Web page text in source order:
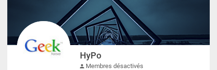
HyPo
Membres désactivés